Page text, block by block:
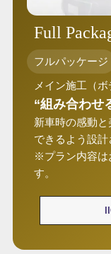
Full
フルパッケージ
メイン施工（
“組み合わせ
新車時の感動
できるよう設計
※プラン内容は
す。